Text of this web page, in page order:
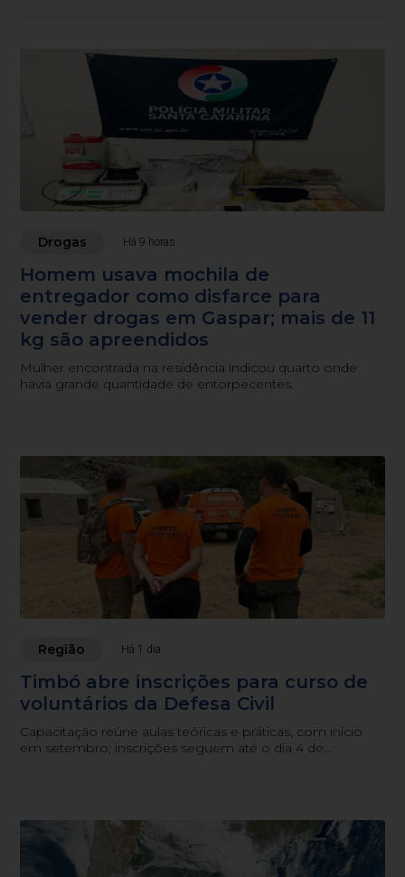
Drogas Há 9 horas
Homem usava mochila de
entregador como disfarce para
vender drogas em Gaspar; mais de 11
kg são apreendidos
Mulher encontrada na residência indicou quarto onde
havia grande quantidade de entorpecentes.
Região Há 1 dia
Timbó abre inscrições para curso de
voluntários da Defesa Civil
Capacitação reúne aulas teóricas e práticas, com início
em setembro; inscrições seguem até o dia 4 de